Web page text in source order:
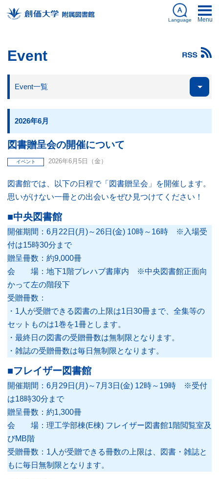
Language Menu
Event
Event一覧
2026年6月
図書贈呈会の開催について
イベント 2026年6月5日（金）
図書館では、以下の日程で「図書贈呈会」を開催します。
思いがけない一冊との出会いをぜひ見つけてください！
■中央図書館
開催期間：6月22日(月)～26日(金) 10時～16時 ※入場受
付は15時30分まで
贈呈冊数：約9,000冊
会 場：地下1階プレハブ書庫内 ※中央図書館正面向
かって左の階段下
受贈冊数：
・1人が受贈できる図書の上限は1日30冊まで、全集等の
セットものは1巻を1冊とします。
・最終日の図書の受贈冊数は無制限となります。
・雑誌の受贈冊数は毎日無制限となります。
■フレイザー図書館
開催期間：6月29日(月)～7月3日(金) 12時～19時 ※受付
は18時30分まで
贈呈冊数：約1,300冊
会 場：理工学部棟(E棟) フレイザー図書館1階閲覧室及
びMB階
受贈冊数：1人が受贈できる冊数の上限は、図書・雑誌と
もに毎日無制限となります。
Databases
図書館刊行物
資料を探す
学習・研究サポート
図書館について
Soka Book Wave 機関リポジトリ
各種講習会・
予約申請申込
FAQ
ご意見・ご要望 お問い合わせ
サイトマップ
このサイトについて